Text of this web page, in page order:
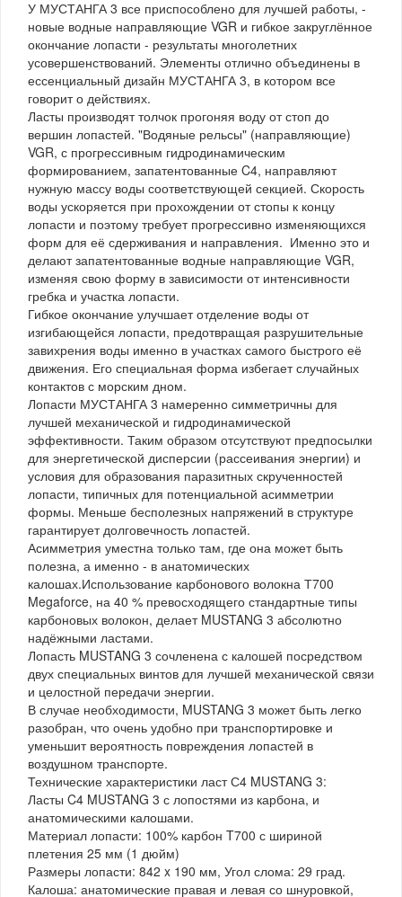
У МУСТАНГА 3 все приспособлено для лучшей работы, -
новые водные направляющие VGR и гибкое закруглённое
окончание лопасти - результаты многолетних
усовершенствований. Элементы отлично объединены в
ессенциальный дизайн МУСТАНГА 3, в котором все
говорит о действиях.
Ласты производят толчок прогоняя воду от стоп до
вершин лопастей. "Водяные рельсы" (направляющие)
VGR, с прогрессивным гидродинамическим
формированием, запатентованные C4, направляют
нужную массу воды соответствующей секцией. Скорость
воды ускоряется при прохождении от стопы к концу
лопасти и поэтому требует прогрессивно изменяющихся
форм для её сдерживания и направления. Именно это и
делают запатентованные водные направляющие VGR,
изменяя свою форму в зависимости от интенсивности
гребка и участка лопасти.
Гибкое окончание улучшает отделение воды от
изгибающейся лопасти, предотвращая разрушительные
завихрения воды именно в участках самого быстрого её
движения. Его специальная форма избегает случайных
контактов с морским дном.
Лопасти МУСТАНГА 3 намеренно симметричны для
лучшей механической и гидродинамической
эффективности. Таким образом отсутствуют предпосылки
для энергетической дисперсии (рассеивания энергии) и
условия для образования паразитных скрученностей
лопасти, типичных для потенциальной асимметрии
формы. Меньше бесполезных напряжений в структуре
гарантирует долговечность лопастей.
Асимметрия уместна только там, где она может быть
полезна, а именно - в анатомических
калошах.Использование карбонового волокна Т700
Megaforce, на 40 % превосходящего стандартные типы
карбоновых волокон, делает MUSTANG 3 абсолютно
надёжными ластами.
Лопасть MUSTANG 3 сочленена с калошей посредством
двух специальных винтов для лучшей механической связи
и целостной передачи энергии.
В случае необходимости, MUSTANG 3 может быть легко
разобран, что очень удобно при транспортировке и
уменьшит вероятность повреждения лопастей в
воздушном транспорте.
Технические характеристики ласт С4 MUSTANG 3:
Ласты C4 MUSTANG 3 с лопостями из карбона, и
анатомическими калошами.
Материал лопасти: 100% карбон T700 с шириной
плетения 25 мм (1 дюйм)
Размеры лопасти: 842 x 190 мм, Угол слома: 29 град.
Калоша: анатомические правая и левая со шнуровкой,